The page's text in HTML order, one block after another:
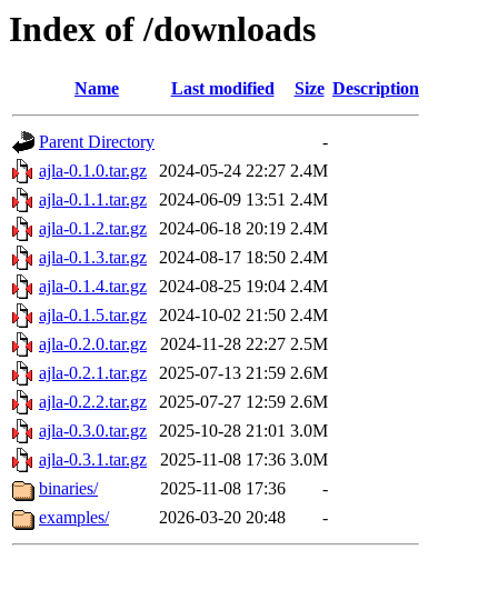
Index of /downloads
Name Last modified Size Description
Parent Directory
-
ajla-0.1.0.tar.gz
2024-05-24 22:27 2.4M
ajla-0.1.1.tar.gz
2024-06-09 13:51 2.4M
ajla-0.1.2.tar.gz
2024-06-18 20:19 2.4M
ajla-0.1.3.tar.gz
2024-08-17 18:50 2.4M
ajla-0.1.4.tar.gz
2024-08-25 19:04 2.4M
ajla-0.1.5.tar.gz
2024-10-02 21:50 2.4M
ajla-0.2.0.tar.gz
2024-11-28 22:27 2.5M
ajla-0.2.1.tar.gz
2025-07-13 21:59 2.6M
ajla-0.2.2.tar.gz
2025-07-27 12:59 2.6M
ajla-0.3.0.tar.gz
2025-10-28 21:01 3.0M
ajla-0.3.1.tar.gz
2025-11-08 17:36 3.0M
binaries/
2025-11-08 17:36
-
examples/
2026-03-20 20:48 -